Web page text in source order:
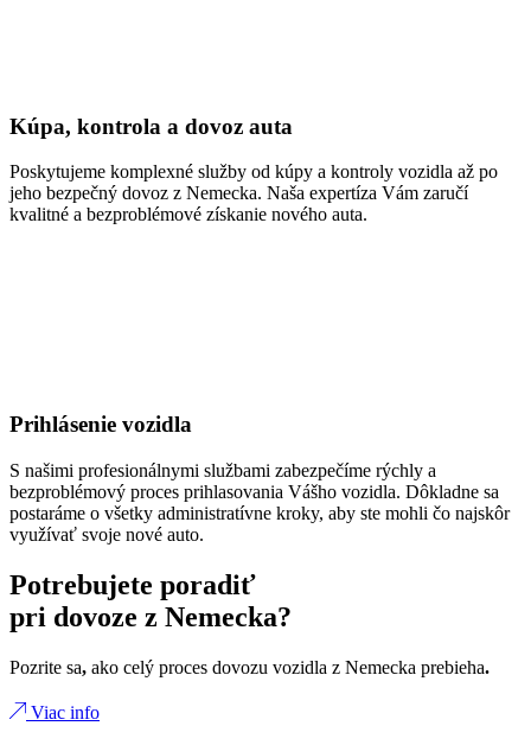
Kúpa, kontrola a dovoz auta
Poskytujeme komplexné služby od kúpy a kontroly vozidla až po
jeho bezpečný dovoz z Nemecka. Naša expertíza Vám zaručí
kvalitné a bezproblémové získanie nového auta.
Prihlásenie vozidla
S našimi profesionálnymi službami zabezpečíme rýchly a
bezproblémový proces prihlasovania Vášho vozidla. Dôkladne sa
postaráme o všetky administratívne kroky, aby ste mohli čo najskôr
využívať svoje nové auto.
Potrebujete poradiť
pri dovoze z Nemecka?
Pozrite sa, ako celý proces dovozu vozidla z Nemecka prebieha.
Viac info